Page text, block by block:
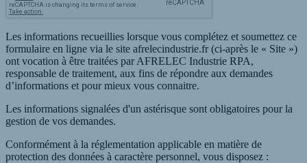
Les informations recueillies lorsque vous complétez et soumettez ce
formulaire en ligne via le site afrelecindustrie.fr (ci-après le « Site »)
ont vocation à être traitées par AFRELEC Industrie RPA,
responsable de traitement, aux fins de répondre aux demandes
d’informations et pour mieux vous connaitre.
Les informations signalées d'un astérisque sont obligatoires pour la
gestion de vos demandes.
Conformément à la réglementation applicable en matière de
protection des données à caractère personnel, vous disposez :